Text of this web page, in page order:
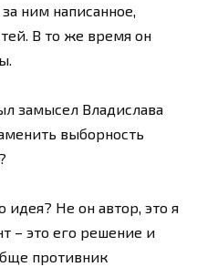
ним написанное,
В то же время он
замысел Владислава
выборность
идея? Не он автор, это я
– это его решение и
противник